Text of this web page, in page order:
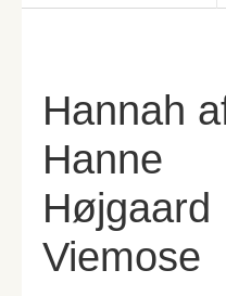
Hannah
Hanne
Højgaard
Viemose